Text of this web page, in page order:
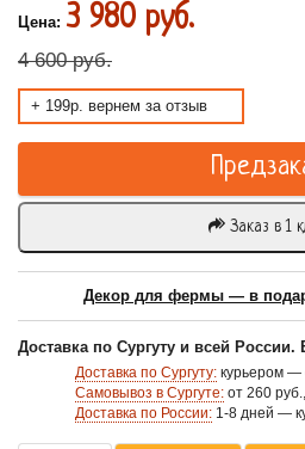
Цена: 3 980 руб.
4 600 руб.
+ 199р. вернем за отзыв
Заказ в 1
Декор для фермы — в
Доставка по Сургуту и всей России.
Доставка по Сургуту: курьером —
Самовывоз в Сургуте: от 260
Доставка по России: 1-8 дней —